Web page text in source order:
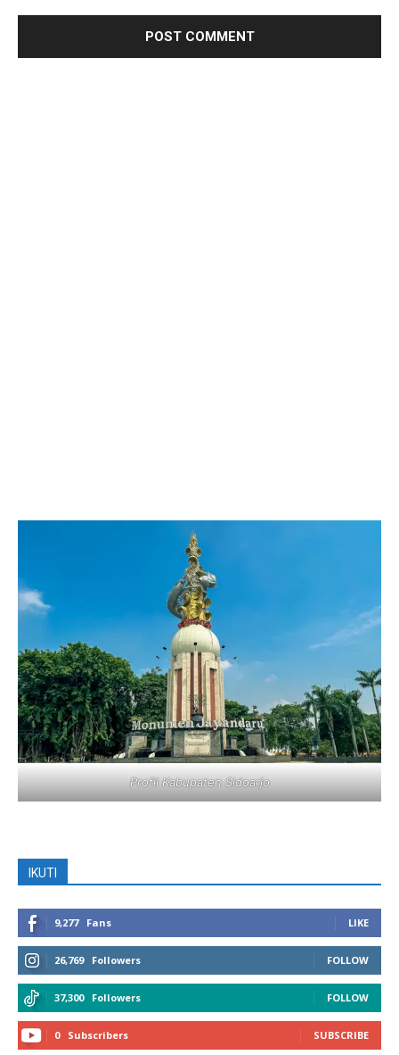
Profil Kabupaten Sidoarjo
IKUTI
9,277 Fans LIKE
26,769 Followers FOLLOW
37,300 Followers FOLLOW
0 Subscribers SUBSCRIBE